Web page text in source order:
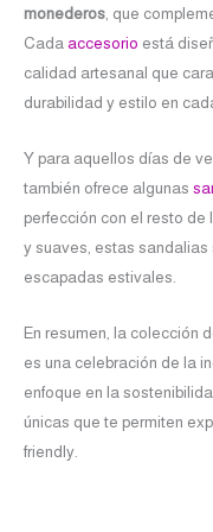
monederos, que
Cada accesorio está
calidad artesanal que
durabilidad y estilo en
Y para aquellos días de
también ofrece algunas
perfección con el resto
y suaves, estas sandalias
escapadas estivales.
En resumen, la colección
es una celebración de la
enfoque en la
únicas que te permiten
friendly.